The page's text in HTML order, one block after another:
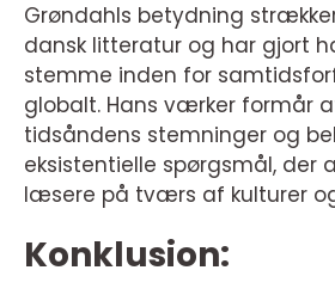
Grøndahls betydning
dansk litteratur og har gjort
stemme inden for
globalt. Hans værker formår
tidsåndens stemninger og
eksistentielle spørgsmål, der
læsere på tværs af kulturer
Konklusion: